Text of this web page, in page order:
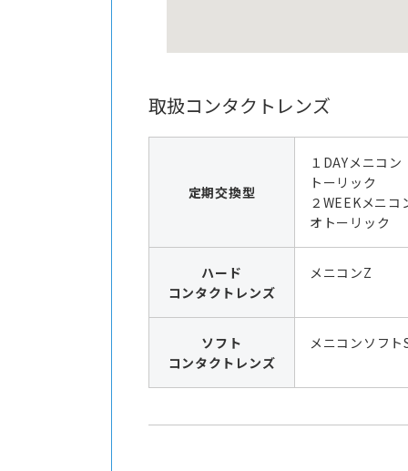
取扱コンタクトレンズ
定期交換型
１DAYメニコ
トーリック
２WEEKメニ
オトーリック
ハード
コンタクトレンズ
メニコンZ
ソフト
コンタクトレンズ
メニコンソフト